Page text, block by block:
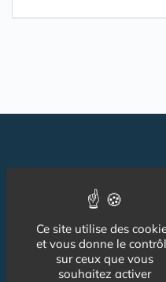
Suivez-nous
Ce site utilise des
et vous donne le
sur ceux que vous
souhaitez activer